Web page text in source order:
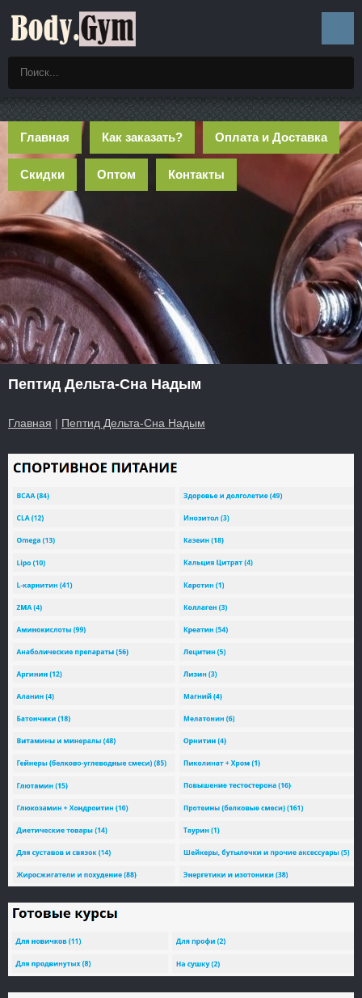
Главная Как заказать? Оплата и Доставка
Скидки Оптом Контакты
Пептид Дельта-Сна Надым
Главная | Пептид Дельта-Сна Надым